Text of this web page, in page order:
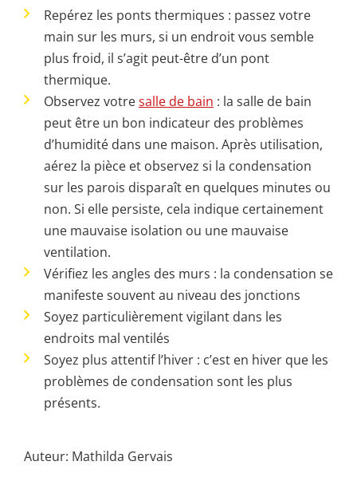
Repérez les ponts thermiques : passez votre
main sur les murs, si un endroit vous semble
plus froid, il s’agit peut-être d’un pont
thermique.
Observez votresalle de bain : la salle de bain
peut être un bon indicateur des problèmes
d’humidité dans une maison. Après utilisation,
aérez la pièce et observez si la condensation
sur les parois disparaît en quelques minutes ou
non. Si elle persiste, cela indique certainement
une mauvaise isolation ou une mauvaise
ventilation.
Vérifiez les angles des murs : la condensation se
manifeste souvent au niveau des jonctions
Soyez particulièrement vigilant dans les
endroits mal ventilés
Soyez plus attentif l’hiver : c’est en hiver que les
problèmes de condensation sont les plus
présents.
Auteur: Mathilda Gervais